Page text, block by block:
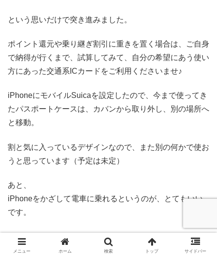
という思いだけで突き進みました。
ポイント還元や乗り継ぎ割引に重きを置く場合は、ご自身
で納得が行くまで、試算してみて、自分の希望にあう使い
方にあった交通系ICカードをご利用くださいませ♪
iPhoneにモバイルSuicaを設定したので、今まで使ってき
たパスポートケースは、カバンから取り外し、別の場所へ
と移動。
割と気に入っているデザインなので、また別の何かで使お
うと思っています（予定は未定）
あと、
iPhoneをかざして電車に乗れるというのが、とてもいい
です。
ちなみに、マナカはまだ解約していません。
自販機でジュース購入用として、しばしカバンの片隅に入
メニュー ホーム 検索 トップ サイドバー